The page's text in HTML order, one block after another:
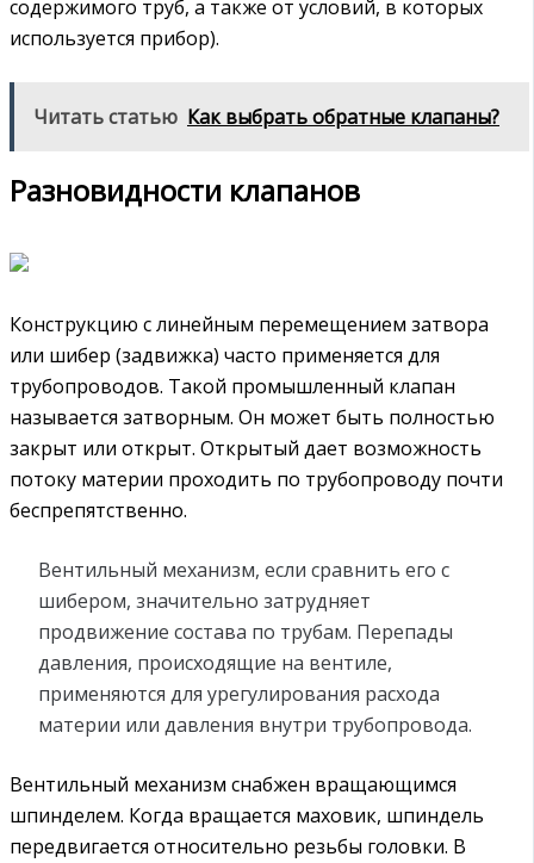
содержимого труб, а также от условий, в которых
используется прибор).
Читать статью Как выбрать обратные клапаны?
Разновидности клапанов
Конструкцию с линейным перемещением затвора
или шибер (задвижка) часто применяется для
трубопроводов. Такой промышленный клапан
называется затворным. Он может быть полностью
закрыт или открыт. Открытый дает возможность
потоку материи проходить по трубопроводу почти
беспрепятственно.
Вентильный механизм, если сравнить его с
шибером, значительно затрудняет
продвижение состава по трубам. Перепады
давления, происходящие на вентиле,
применяются для урегулирования расхода
материи или давления внутри трубопровода.
Вентильный механизм снабжен вращающимся
шпинделем. Когда вращается маховик, шпиндель
передвигается относительно резьбы головки. В